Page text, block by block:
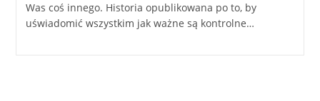
Was coś innego. Historia opublikowana po to, by
uświadomić wszystkim jak ważne są kontrolne…